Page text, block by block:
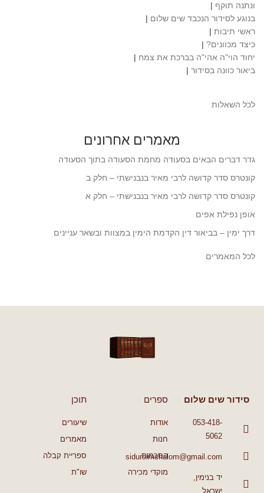
ונתנה תוקף |
בנוגע לסידור הנכבד שים שלום |
ראשי תיבות |
כיצד מכוונים? |
יחוד הוי"ה אהי"ה בברכת את צמח |
ביאור כוונה בסידור |
לכל השאלות
מאמרים אחרונים
גדר דברים הבאים בסעודה מחמת הסעודה בתוך הסעודה
קונטרס סדר קדושה לרבי מאיר בנבנישתי – חלק ב
קונטרס סדר קדושה לרבי מאיר בנבנישתי – חלק א
אופן נפילת אפים
דרך ימין – בביאור דין הקדמת הימין במצוות ובשאר עניינים
לכל המאמרים
סידור שים שלום
053-418-
5062
sidursimshalom@gmail.com
יד בנימין,
ישראל
ספרים
אודות
חנות
הסכמות
מוקדי מכירה
תוכן
שיעורים
מאמרים
ספריית קבלה
שו"ת